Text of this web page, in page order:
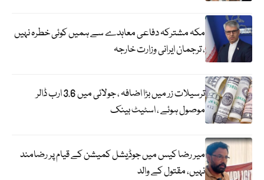
مکہ مشترکہ دفاعی معاہدے سے ہمیں کوئی خطرہ نہیں
، ترجمان ایرانی وزارت خارجہ
ترسیلات زر میں بڑا اضافہ ، جولائی میں 3.6 ارب ڈالر
موصول ہوئے ، اسٹیٹ بینک
میر رضا کیس میں جوڈیشل کمیشن کے قیام پر رضامند
نہیں، مقتول کے والد